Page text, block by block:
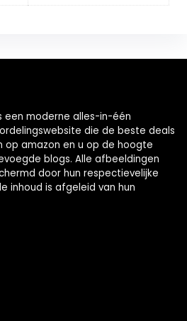
een moderne alles-in-één
die de beste deals
op amazon en u op de hoogte
blogs. Alle afbeeldingen
door hun respectievelijke
inhoud is afgeleid van hun